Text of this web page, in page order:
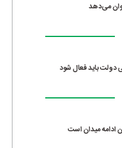
می‌دهد
دولت باید فعال شود
ادامه میدان است